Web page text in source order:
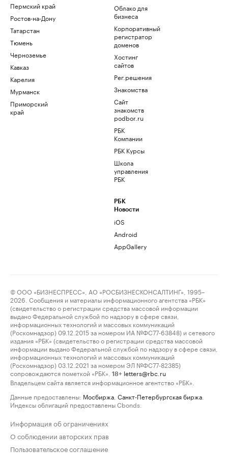
Пермский край
Ростов-на-Дону
Татарстан
Тюмень
Черноземье
Кавказ
Карелия
Мурманск
Приморский
край
Облако для
бизнеса
Корпоративный
регистратор
доменов
Хостинг
сайтов
Рег.решения
Знакомства
Сайт
знакомств
podbor.ru
РБК
Компании
РБК Курсы
Школа
управления
РБК
РБК
Новости
iOS
Android
AppGallery
© ООО «БИЗНЕСПРЕСС», АО «РОСБИЗНЕСКОНСАЛТИНГ», 1995–
2026. Сообщения и материалы информационного агентства «РБК»
(свидетельство о регистрации средства массовой информации
выдано Федеральной службой по надзору в сфере связи,
информационных технологий и массовых коммуникаций
(Роскомнадзор) 09.12.2015 за номером ИА №ФС77-63848) и сетевого
издания «РБК» (свидетельство о регистрации средства массовой
информации выдано Федеральной службой по надзору в сфере связи,
информационных технологий и массовых коммуникаций
(Роскомнадзор) 03.12.2021 за номером ЭЛ №ФС77-82385)
сопровождаются пометкой «РБК».
18+ letters@rbc.ru
Владельцем сайта является информационное агентство «РБК».
Данные предоставлены: Мосбиржа Санкт-Петербургская биржа
Индексы облигаций предоставлены Cbonds.
Информация об ограничениях
О соблюдении авторских прав
Пользовательское соглашение